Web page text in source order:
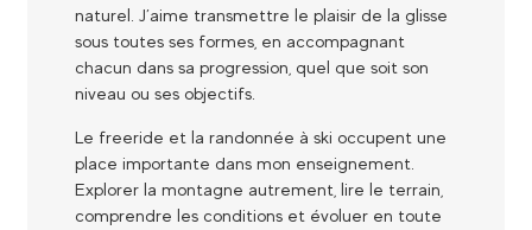
naturel. J’aime transmettre le plaisir de la glisse
sous toutes ses formes, en accompagnant
chacun dans sa progression, quel que soit son
niveau ou ses objectifs.
Le freeride et la randonnée à ski occupent une
place importante dans mon enseignement.
Explorer la montagne autrement, lire le terrain,
comprendre les conditions et évoluer en toute